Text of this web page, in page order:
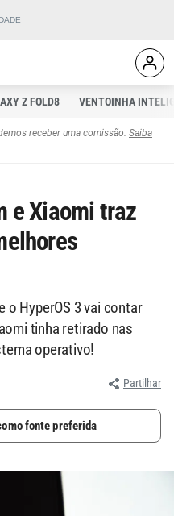
Z FOLD8 VENTOINHA
receber uma comissão. Saiba
e Xiaomi traz
o HyperOS 3 vai contar
tinha retirado nas
operativo!
Partilhar
fonte preferida